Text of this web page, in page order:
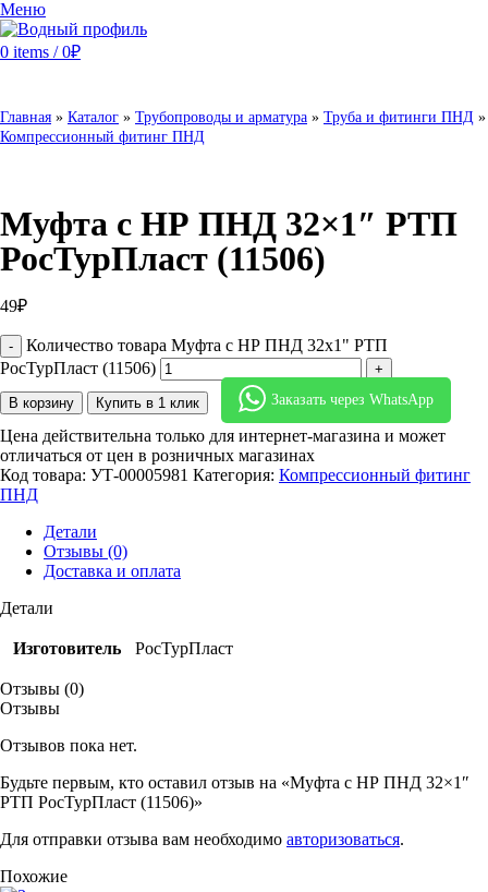
Меню
0 items / 0₽
Главная » Каталог » Трубопроводы и арматура » Труба и фитинги ПНД »
Компрессионный фитинг ПНД
Муфта с НР ПНД 32×1″ РТП
РосТурПласт (11506)
49₽
Количество товара Муфта с НР ПНД 32x1" РТП
РосТурПласт (11506)
В корзину Купить в 1 клик Заказать через WhatsApp
Цена действительна только для интернет-магазина и может
отличаться от цен в розничных магазинах
Код товара: УТ-00005981 Категория: Компрессионный фитинг
ПНД
Детали
Отзывы (0)
Доставка и оплата
Детали
Изготовитель РосТурПласт
Отзывы (0)
Отзывы
Отзывов пока нет.
Будьте первым, кто оставил отзыв на «Муфта с НР ПНД 32×1″
РТП РосТурПласт (11506)»
Для отправки отзыва вам необходимо авторизоваться.
Похожие